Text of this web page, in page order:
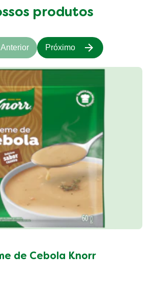
produtos
de Cebola Knorr
Anterior Próximo